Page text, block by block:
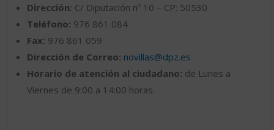
Dirección: C/ Diputación nº 10 – CP: 50530
Teléfono: 976 861 084
Fax: 976 861 059
Dirección de Correo: novillas@dpz.es
Horario de atención al ciudadano: de Lunes a
Viernes de 9:00 a 14:00 horas.